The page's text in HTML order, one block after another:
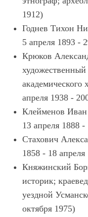
1912)
Годнев Тихон
5 апреля 1893 -
Крюков
художественный
академического
апреля 1938 -
Клейменов
13 апреля 1888
Стахович
1858 - 18 апреля
Княжинский
историк;
уездной
октября 1975)